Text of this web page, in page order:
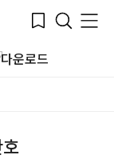
Bookmark
Search
Menu
다운로드